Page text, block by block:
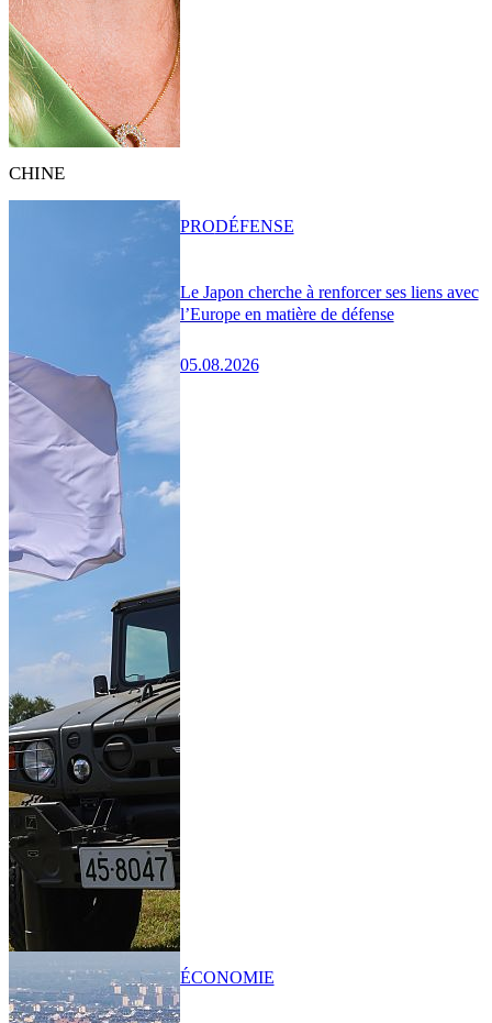
CHINE
Le Japon cherche à renforcer ses liens avec
l’Europe en matière de défense
05.08.2026
PRODÉFENSE
ÉCONOMIE